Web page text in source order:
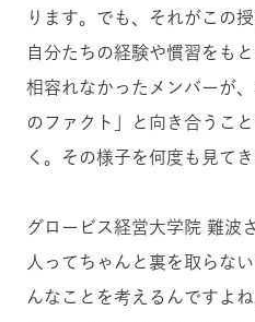
ります。でも、それがこの
自分たちの経験や慣習をも
相容れなかったメンバーが
のファクト」と向き合うこ
く。その様子を何度も見てき
グロービス経営大学院 難波
人ってちゃんと裏を取らな
んなことを考えるんですよ